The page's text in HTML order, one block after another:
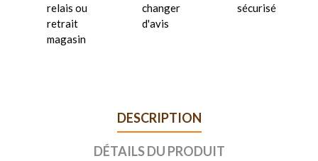
relais ou
retrait
magasin
changer
d'avis
sécurisé
DESCRIPTION
DÉTAILS DU PRODUIT